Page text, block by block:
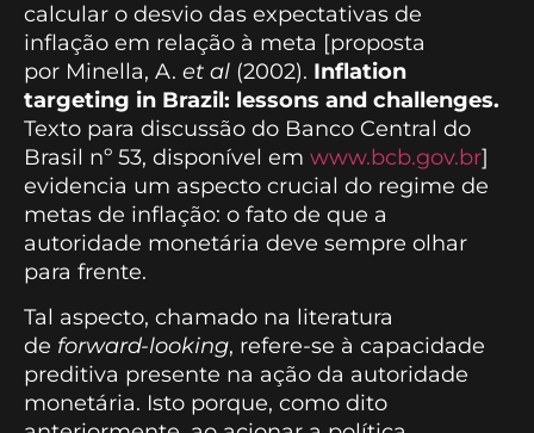
calcular o desvio das expectativas de
inflação em relação à meta [proposta
por Minella, A. et al (2002). Inflation
targeting in Brazil: lessons and challenges.
Texto para discussão do Banco Central do
Brasil nº 53, disponível em www.bcb.gov.br]
evidencia um aspecto crucial do regime de
metas de inflação: o fato de que a
autoridade monetária deve sempre olhar
para frente.
Tal aspecto, chamado na literatura
de forward-looking, refere-se à capacidade
preditiva presente na ação da autoridade
monetária. Isto porque, como dito